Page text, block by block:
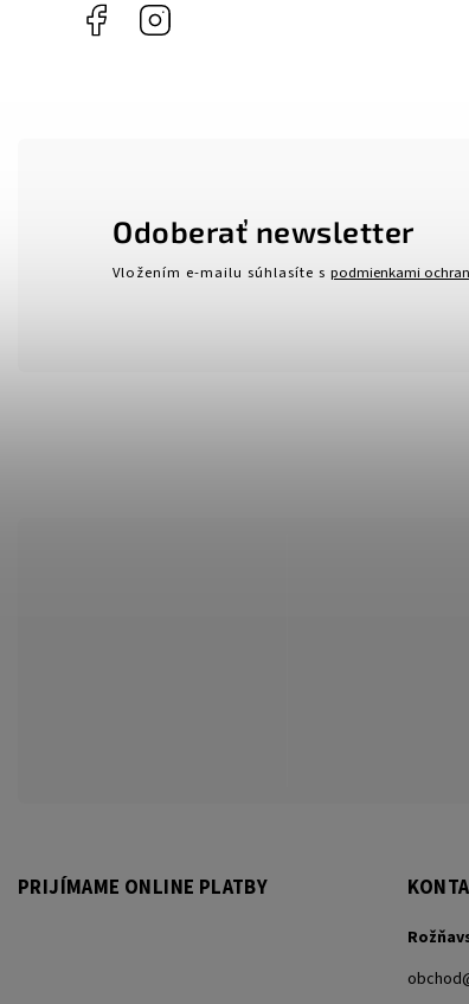
Facebook
PRIJÍMAME ONLINE PLATBY
obchod
Odoberať newsletter
Vložením e-mailu súhlasíte s podmienkami